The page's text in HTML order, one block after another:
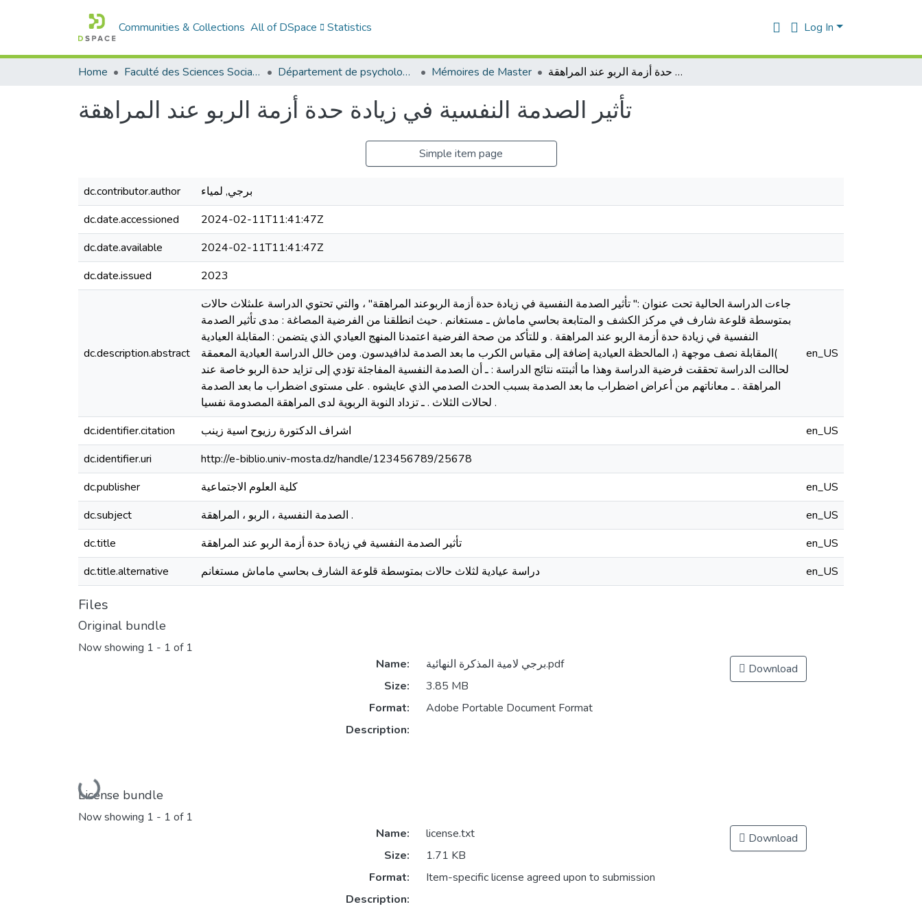
Communities & Collections All of DSpace Statistics Log In
Home Faculté des Sciences Sociales Département de psychologie Mémoires de Master تأثير الصدمة النفسية في زيادة حدة أزمة الربو عند المراهقة
تأثير الصدمة النفسية في زيادة حدة أزمة الربو عند المراهقة
Simple item page
dc.contributor.author
برجي, لمياء
dc.date.accessioned
2024-02-11T11:41:47Z
dc.date.available
2024-02-11T11:41:47Z
dc.date.issued
2023
dc.description.abstract
جاءت الدراسة الحالية تحت عنوان :" تأثير الصدمة النفسية في زيادة حدة أزمة الربوعند المراهقة" ، والتي تحتوي الدراسة علىثلاث حالات
بمتوسطة قلوعة شارف في مركز الكشف و المتابعة بحاسي ماماش ـ مستغانم . حيث انطلقنا من الفرضية المصاغة : مدى تأثير الصدمة
النفسية في زيادة حدة أزمة الربو عند المراهقة . و للتأكد من صحة الفرضية اعتمدنا المنهج العيادي الذي يتضمن : المقابلة العيادية
)المقابلة نصف موجهة (، المالحظة العيادية إضافة إلى مقياس الكرب ما بعد الصدمة لدافيدسون. ومن خالل الدراسة العيادية المعمقة
لحاالت الدراسة تحققت فرضية الدراسة وهذا ما أثبتته نتائج الدراسة : ـ أن الصدمة النفسية المفاجئة تؤدي إلى تزايد حدة الربو خاصة عند
المراهقة . ـ معاناتهم من أعراض اضطراب ما بعد الصدمة بسبب الحدث الصدمي الذي عايشوه . على مستوى اضطراب ما بعد الصدمة
لحالات الثلاث . ـ تزداد النوبة الربوية لدى المراهقة المصدومة نفسيا .
en_US
dc.identifier.citation اشراف الدكتورة رزيوح اسية زينب
en_US
dc.identifier.uri
http://e-biblio.univ-mosta.dz/handle/123456789/25678
dc.publisher
كلية العلوم الاجتماعية
en_US
dc.subject
الصدمة النفسية ، الربو ، المراهقة .
en_US
dc.title
تأثير الصدمة النفسية في زيادة حدة أزمة الربو عند المراهقة
en_US
dc.title.alternative
دراسة عيادية لثلاث حالات بمتوسطة قلوعة الشارف بحاسي ماماش مستغانم en_US
Files
Original bundle
Now showing 1 - 1 of 1
Loading...
Name:
برجي لامية المذكرة النهائية.pdf
Size:
3.85 MB
Format:
Adobe Portable Document Format
Description:
Download
License bundle
Now showing 1 - 1 of 1
Name:
license.txt
Size:
1.71 KB
Format:
Item-specific license agreed upon to submission
Description:
Download